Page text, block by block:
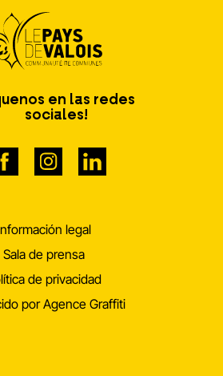
en las redes
sociales!
Información legal
Sala de prensa
de privacidad
por Agence Graffiti